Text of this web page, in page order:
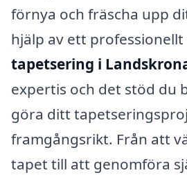
förnya och fräscha upp
hjälp av ett
tapetsering i
expertis och det stöd du
göra ditt
framgångsrikt. Från att
tapet till att genomföra